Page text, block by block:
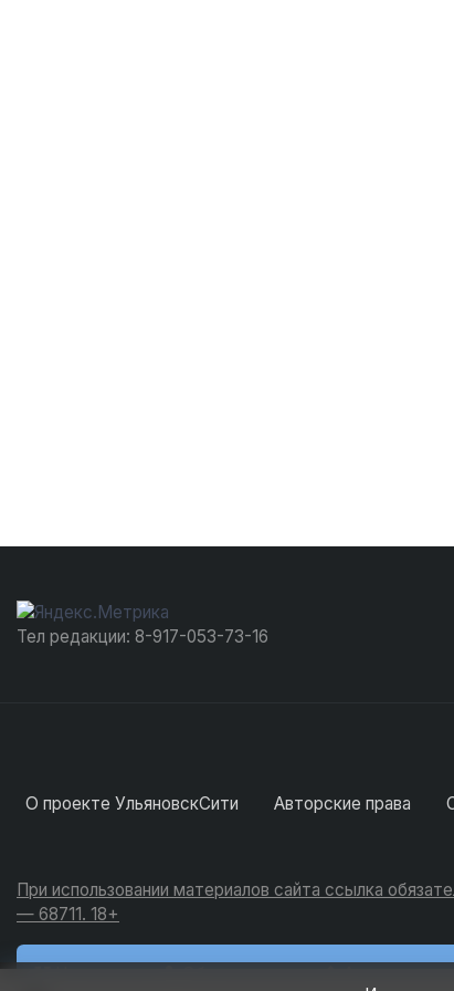
Тел редакции: 8-917-053-73-16
О проекте УльяновскСити Авторские права
При использовании материалов сайта ссылка
— 68711. 18+